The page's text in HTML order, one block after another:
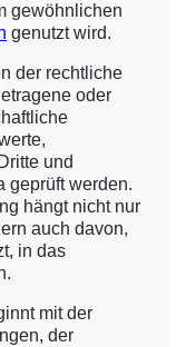
gewöhnlichen
genutzt wird.
der rechtliche
oder
und
geprüft werden.
hängt nicht nur
auch davon,
in das
mit der
der